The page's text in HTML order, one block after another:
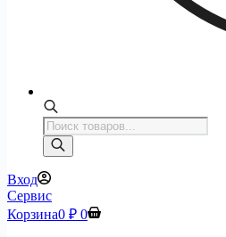
Поиск
товаров
Вход
Сервис
Корзина0 ₽ 0